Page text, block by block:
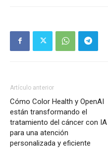
Artículo anterior
Cómo Color Health y OpenAI
están transformando el
tratamiento del cáncer con IA
para una atención
personalizada y eficiente